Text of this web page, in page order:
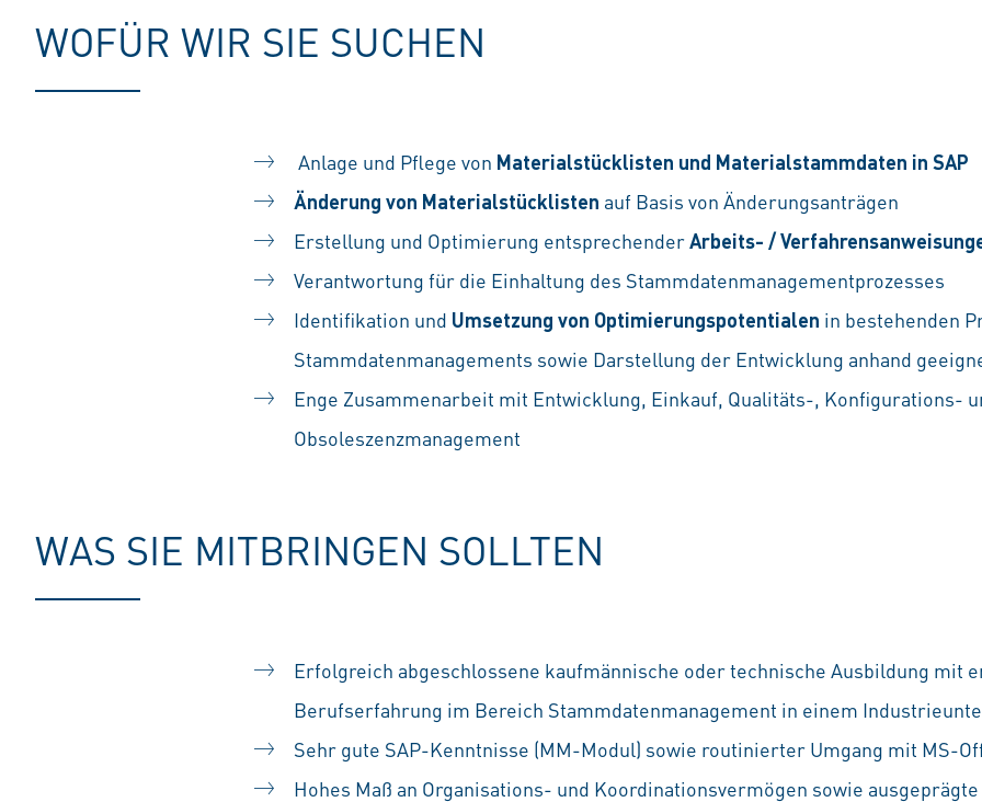
WOFÜR WIR SIE SUCHEN
Anlage und Pflege von Materialstücklisten und Materialstammdaten in SAP
Änderung von Materialstücklisten auf Basis von Änderungsanträgen
Erstellung und Optimierung entsprechenderArbeits- /
Verantwortung für die Einhaltung des Stammdatenmanagementprozesses
Identifikation und Umsetzung von Optimierungspotentialen in bestehenden
Stammdatenmanagements sowie Darstellung der Entwicklung anhand
Enge Zusammenarbeit mit Entwicklung, Einkauf, Qualitäts-, Konfigurations-
Obsoleszenzmanagement
WAS SIE MITBRINGEN SOLLTEN
Erfolgreich abgeschlossene kaufmännische oder technische Ausbildung mit
Berufserfahrung im Bereich Stammdatenmanagement in einem
Sehr gute SAP-Kenntnisse (MM-Modul) sowie routinierter Umgang mit MS-
Hohes Maß an Organisations- und Koordinationsvermögen sowie